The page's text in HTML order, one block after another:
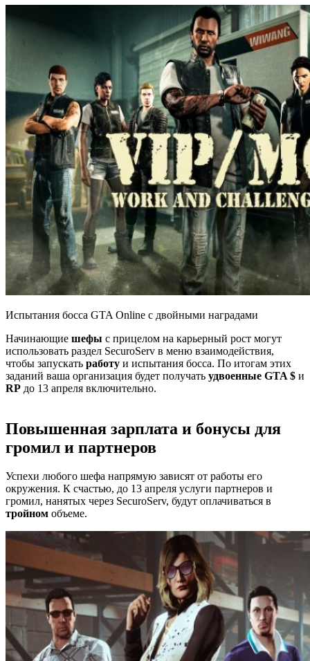
Испытания босса GTA Online с двойными наградами
Начинающие шефы с прицелом на карьерный рост могут
использовать раздел SecuroServ в меню взаимодействия,
чтобы запускать работу и испытания босса. По итогам этих
заданий ваша организация будет получать удвоенные GTA $ и
RP до 13 апреля включительно.
Повышенная зарплата и бонусы для
громил и партнеров
Успехи любого шефа напрямую зависят от работы его
окружения. К счастью, до 13 апреля услуги партнеров и
громил, нанятых через SecuroServ, будут оплачиваться в
тройном объеме.